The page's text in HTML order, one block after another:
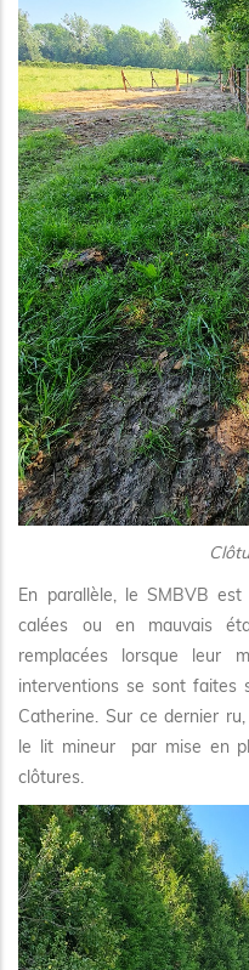
En parallèle, le SMBVB
calées ou en mauvais
remplacées lorsque leur
interventions se sont
Catherine. Sur ce dernier
le lit mineur par mise en
clôtures.